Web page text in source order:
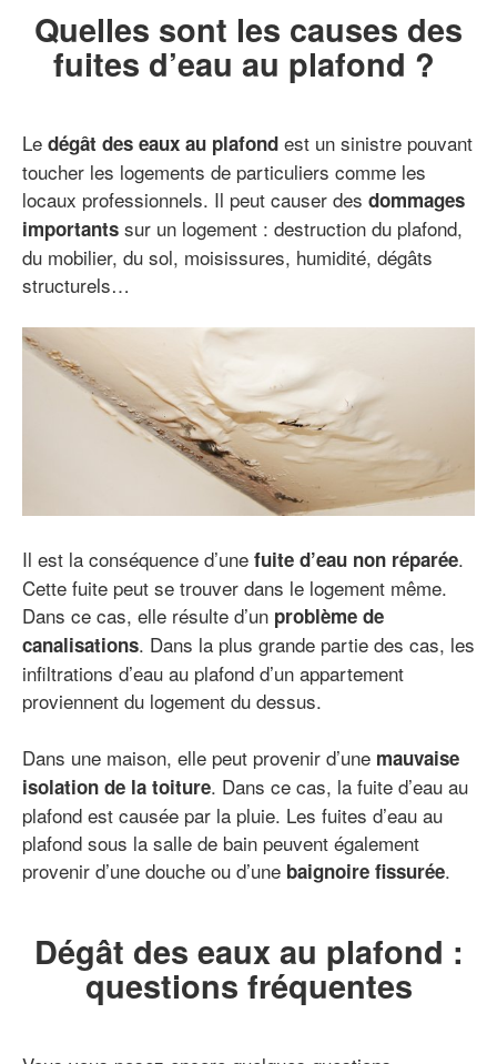
Quelles sont les causes des
fuites d’eau au plafond ?
Le dégât des eaux au plafond est un sinistre pouvant
toucher les logements de particuliers comme les
locaux professionnels. Il peut causer des dommages
importants sur un logement : destruction du plafond,
du mobilier, du sol, moisissures, humidité, dégâts
structurels…
Il est la conséquence d’une fuite d’eau non réparée.
Cette fuite peut se trouver dans le logement même.
Dans ce cas, elle résulte d’un problème de
canalisations. Dans la plus grande partie des cas, les
infiltrations d’eau au plafond d’un appartement
proviennent du logement du dessus.
Dans une maison, elle peut provenir d’une mauvaise
isolation de la toiture. Dans ce cas, la fuite d’eau au
plafond est causée par la pluie. Les fuites d’eau au
plafond sous la salle de bain peuvent également
provenir d’une douche ou d’une baignoire fissurée.
Dégât des eaux au plafond :
questions fréquentes